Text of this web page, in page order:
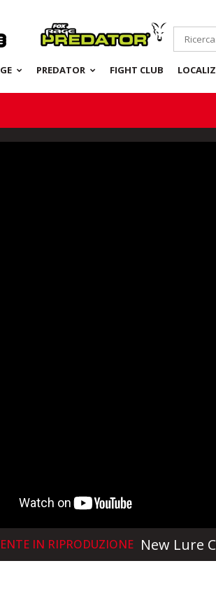
Predator
PREDATOR FIGHT CLUB
IN RIPRODUZIONE New Lure